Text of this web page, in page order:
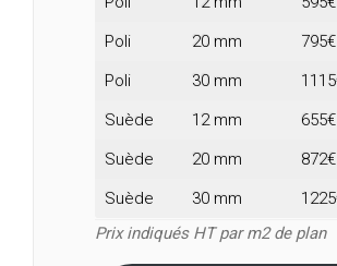
Poli
20 mm
Poli
30 mm
Suède
12 mm
Suède
20 mm
Suède
30 mm
Prix indiqués HT par m2 de plan